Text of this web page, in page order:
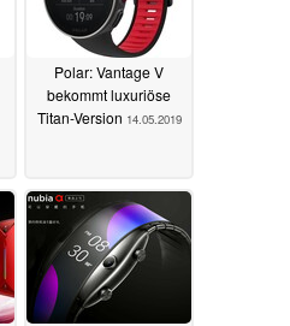
Polar: Vantage V
bekommt luxuriöse
Titan-Version 14.05.2019